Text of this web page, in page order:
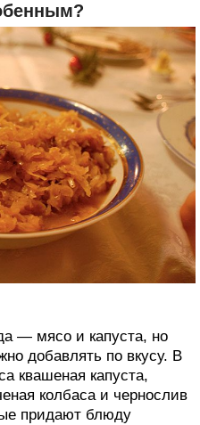
— мясо и капуста, но
добавлять по вкусу. В
квашеная капуста,
колбаса и чернослив
придают блюду